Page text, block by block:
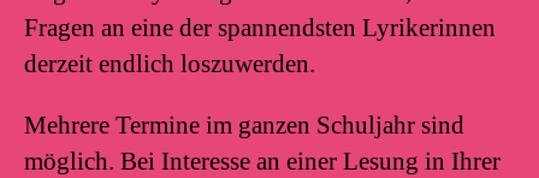
Fragen an eine der spannendsten Lyrikerinnen
derzeit endlich loszuwerden.
Mehrere Termine im ganzen Schuljahr sind
möglich. Bei Interesse an einer Lesung in Ihrer